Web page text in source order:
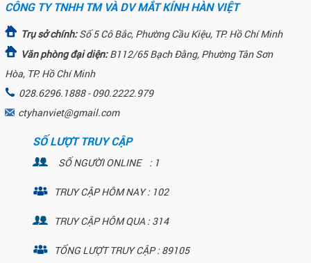
CÔNG TY TNHH TM VÀ DV MẮT KÍNH HÀN VIỆT
Trụ sở chính:Số 5 Cô Bắc, Phường Cầu Kiệu, TP. Hồ Chí Minh
Văn phòng đại diện:B112/65 Bạch Đằng, Phường Tân Sơn
Hòa, TP. Hồ Chí Minh
028.6296.1888 - 090.2222.979
ctyhanviet@gmail.com
SỐ LƯỢT TRUY CẬP
SỐ NGƯỜI ONLINE : 1
TRUY CẬP HÔM NAY : 102
TRUY CẬP HÔM QUA : 314
TỔNG LƯỢT TRUY CẬP : 89105